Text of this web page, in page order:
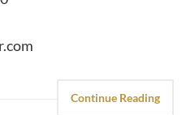
Continue Reading